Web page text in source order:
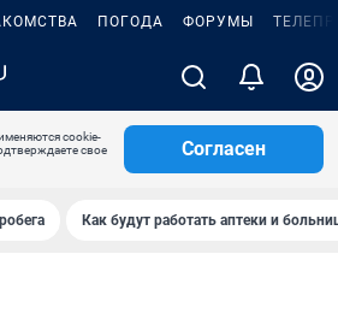
ПОГОДА ФОРУМЫ
cookie-
свое
Согласен
Как будут работать аптеки и